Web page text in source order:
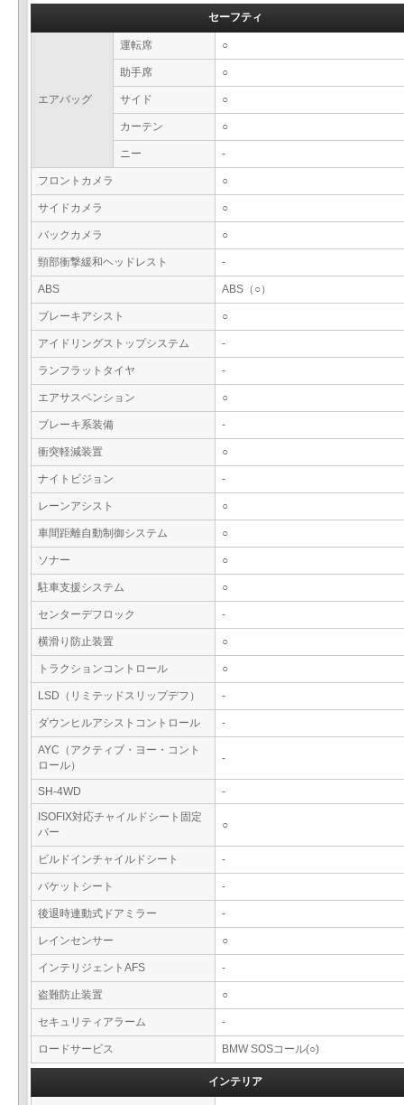
セーフティ
エアバッグ
運転席 ○
助手席 ○
サイド ○
カーテン ○
ニー -
フロントカメラ ○
サイドカメラ ○
バックカメラ ○
頸部衝撃緩和ヘッドレスト -
ABS ABS（○）
ブレーキアシスト ○
アイドリングストップシステム -
ランフラットタイヤ -
エアサスペンション ○
ブレーキ系装備 -
衝突軽減装置 ○
ナイトビジョン -
レーンアシスト ○
車間距離自動制御システム ○
ソナー ○
駐車支援システム ○
センターデフロック -
横滑り防止装置 ○
トラクションコントロール ○
LSD（リミテッドスリップデフ） -
ダウンヒルアシストコントロール -
AYC（アクティブ・ヨー・コント
ロール）
-
SH-4WD
-
ISOFIX対応チャイルドシート固定
バー
○
ビルドインチャイルドシート -
バケットシート -
後退時連動式ドアミラー -
レインセンサー ○
インテリジェントAFS -
盗難防止装置 ○
セキュリティアラーム -
ロードサービス BMW SOSコール(○)
インテリア